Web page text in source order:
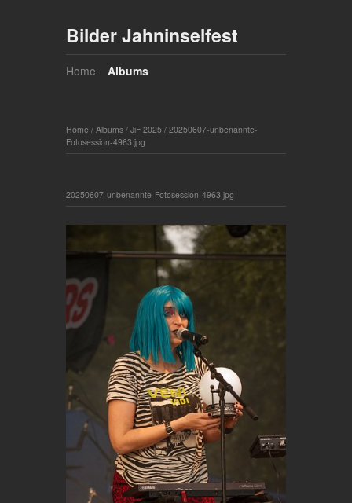
Bilder Jahninselfest
Home Albums
Home / Albums / JiF 2025 / 20250607-unbenannte-
Fotosession-4963.jpg
20250607-unbenannte-Fotosession-4963.jpg